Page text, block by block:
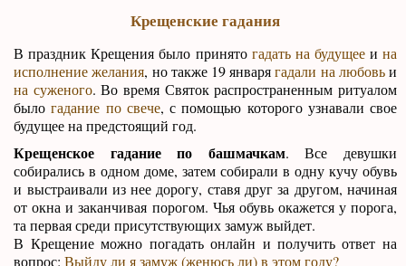
Крещенские гадания
В праздник Крещения было принято гадать на будущееи на
исполнение желания, но также 19 январягадали на любовьи
на суженого. Во время Святок распространенным ритуалом
былогадание по свече, с помощью которого узнавали свое
будущее на предстоящий год.
Крещенское гадание по башмачкам. Все девушки
собирались в одном доме, затем собирали в одну кучу обувь
и выстраивали из нее дорогу, ставя друг за другом, начиная
от окна и заканчивая порогом. Чья обувь окажется у порога,
та первая среди присутствующих замуж выйдет.
В Крещение можно погадать онлайн и получить ответ на
вопрос:Выйду ли я замуж (женюсь ли) в этом году?